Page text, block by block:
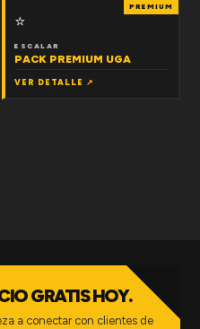
PREMIUM
⭐
ESCALAR
PACK PREMIUM UGA
VER DETALLE ↗
GRATIS HOY.
a conectar con clientes de